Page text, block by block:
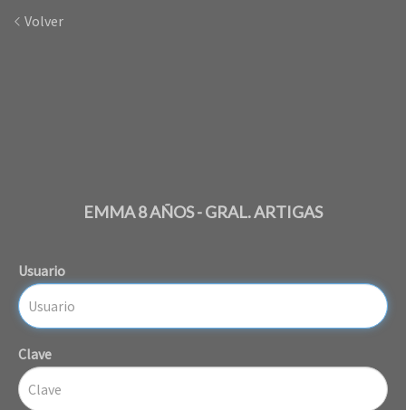
Volver
EMMA 8 AÑOS - GRAL. ARTIGAS
Usuario
Clave